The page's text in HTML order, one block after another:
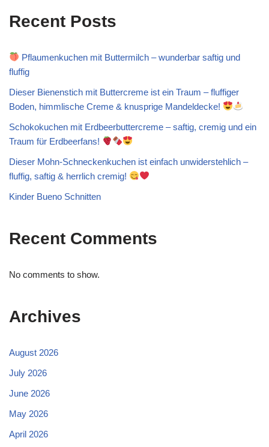
Recent Posts
Pflaumenkuchen mit Buttermilch – wunderbar saftig und
fluffig
Dieser Bienenstich mit Buttercreme ist ein Traum – fluffiger
Boden, himmlische Creme & knusprige Mandeldecke!
Schokokuchen mit Erdbeerbuttercreme – saftig, cremig und ein
Traum für Erdbeerfans!
Dieser Mohn-Schneckenkuchen ist einfach unwiderstehlich –
fluffig, saftig & herrlich cremig!
Kinder Bueno Schnitten
Recent Comments
No comments to show.
Archives
August 2026
July 2026
June 2026
May 2026
April 2026